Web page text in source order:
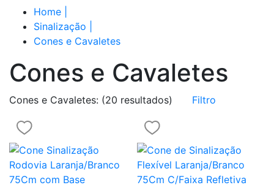
Home
Sinalização
Cones e Cavaletes
Cones e Cavaletes
Cones e Cavaletes: (20 resultados) Filtro